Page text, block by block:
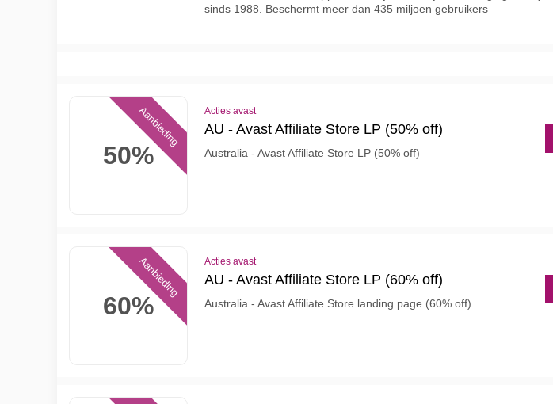
sinds 1988. Beschermt meer dan 435 miljoen gebruikers
50%
Aanbieding Acties avast
AU - Avast Affiliate Store LP (50% off)
Australia - Avast Affiliate Store LP (50% off)
60%
Aanbieding Acties avast
AU - Avast Affiliate Store LP (60% off)
Australia - Avast Affiliate Store landing page (60% off)